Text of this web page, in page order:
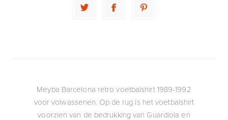
Meyba Barcelona retro voetbalshirt 1989-1992
voor volwassenen. Op de rug is het voetbalshirt
voorzien van de bedrukking van Guardiola en